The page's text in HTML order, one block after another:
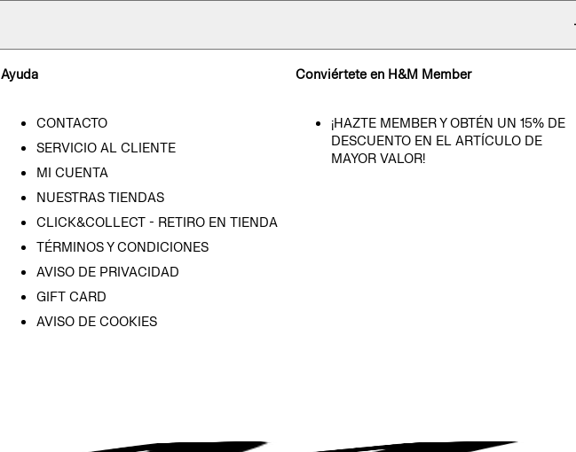
Ayuda
CONTACTO
SERVICIO AL CLIENTE
MI CUENTA
NUESTRAS TIENDAS
CLICK&COLLECT - RETIRO EN TIENDA
TÉRMINOS Y CONDICIONES
AVISO DE PRIVACIDAD
GIFT CARD
AVISO DE COOKIES
Conviértete en H&M Member
¡HAZTE MEMBER Y OBTÉN UN 15% DE
DESCUENTO EN EL ARTÍCULO DE
MAYOR VALOR!